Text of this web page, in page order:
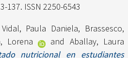
137. ISSN 2250-6543
Vidal, Paula Daniela, Brassesco,
Lorena and Aballay, Laura
nutricional en estudiantes